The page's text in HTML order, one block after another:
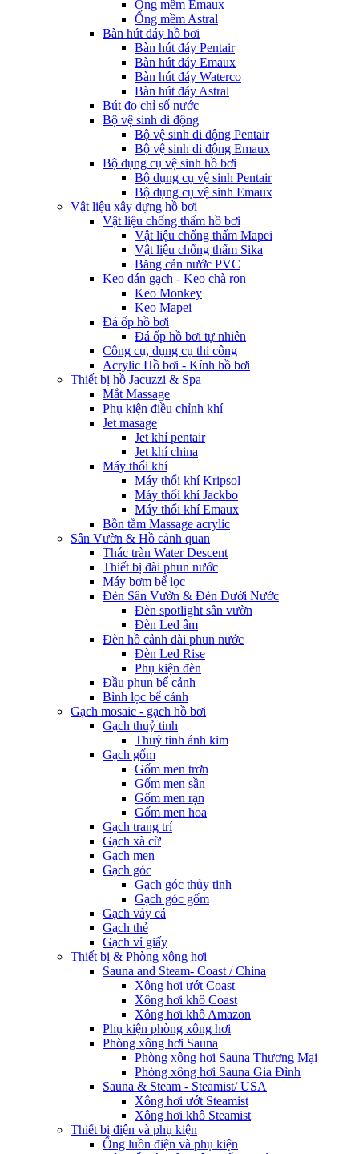
Ống mềm Emaux
Ống mềm Astral
Bàn hút đáy hồ bơi
Bàn hút đáy Pentair
Bàn hút đáy Emaux
Bàn hút đáy Waterco
Bàn hút đáy Astral
Bút đo chỉ số nước
Bộ vệ sinh di động
Bộ vệ sinh di động Pentair
Bộ vệ sinh di động Emaux
Bộ dụng cụ vệ sinh hồ bơi
Bộ dụng cụ vệ sinh Pentair
Bộ dụng cụ vệ sinh Emaux
Vật liệu xây dựng hồ bơi
Vật liệu chống thấm hồ bơi
Vật liệu chống thấm Mapei
Vật liệu chống thấm Sika
Băng cản nước PVC
Keo dán gạch - Keo chà ron
Keo Monkey
Keo Mapei
Đá ốp hồ bơi
Đá ốp hồ bơi tự nhiên
Công cụ, dụng cụ thi công
Acrylic Hồ bơi - Kính hồ bơi
Thiết bị hồ Jacuzzi & Spa
Mắt Massage
Phụ kiện điều chỉnh khí
Jet masage
Jet khí pentair
Jet khí china
Máy thổi khí
Máy thổi khí Kripsol
Máy thổi khí Jackbo
Máy thổi khí Emaux
Bồn tắm Massage acrylic
Sân Vườn & Hồ cảnh quan
Thác tràn Water Descent
Thiết bị đài phun nước
Máy bơm bể lọc
Đèn Sân Vườn & Đèn Dưới Nước
Đèn spotlight sân vườn
Đèn Led âm
Đèn hồ cảnh đài phun nước
Đèn Led Rise
Phụ kiện đèn
Đầu phun bể cảnh
Bình lọc bể cảnh
Gạch mosaic - gạch hồ bơi
Gạch thuỷ tinh
Thuỷ tinh ánh kim
Gạch gốm
Gốm men trơn
Gốm men sần
Gốm men rạn
Gốm men hoa
Gạch trang trí
Gạch xà cừ
Gạch men
Gạch góc
Gạch góc thủy tinh
Gạch góc gốm
Gạch vảy cá
Gạch thẻ
Gạch vỉ giấy
Thiết bị & Phòng xông hơi
Sauna and Steam- Coast / China
Xông hơi ướt Coast
Xông hơi khô Coast
Xông hơi khô Amazon
Phụ kiện phòng xông hơi
Phòng xông hơi Sauna
Phòng xông hơi Sauna Thương Mại
Phòng xông hơi Sauna Gia Đình
Sauna & Steam - Steamist/ USA
Xông hơi ướt Steamist
Xông hơi khô Steamist
Thiết bị điện và phụ kiện
Ống luồn điện và phụ kiện